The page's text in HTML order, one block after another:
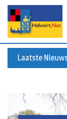
Laatste